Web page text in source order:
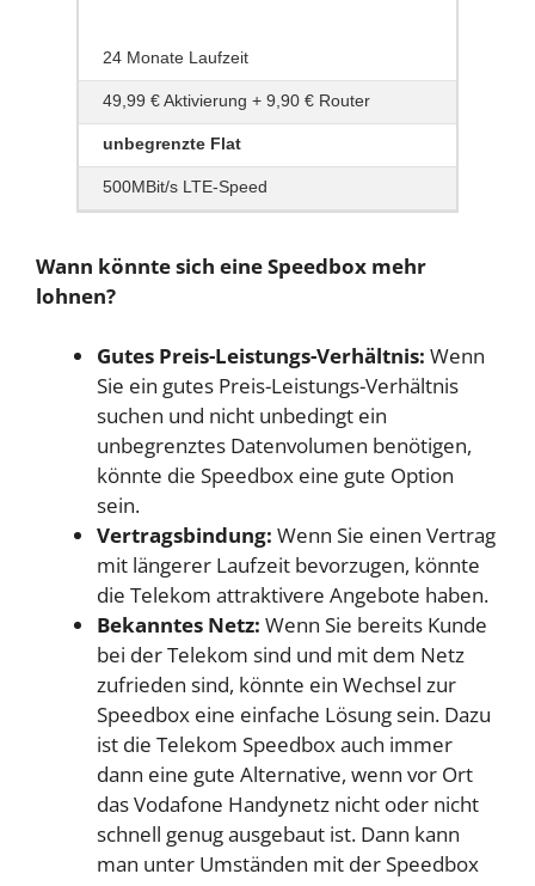
24 Monate Laufzeit
49,99 € Aktivierung + 9,90 € Router
unbegrenzte Flat
500MBit/s LTE-Speed
Wann könnte sich eine Speedbox mehr
lohnen?
Gutes Preis-Leistungs-Verhältnis: Wenn
Sie ein gutes Preis-Leistungs-Verhältnis
suchen und nicht unbedingt ein
unbegrenztes Datenvolumen benötigen,
könnte die Speedbox eine gute Option
sein.
Vertragsbindung: Wenn Sie einen Vertrag
mit längerer Laufzeit bevorzugen, könnte
die Telekom attraktivere Angebote haben.
Bekanntes Netz: Wenn Sie bereits Kunde
bei der Telekom sind und mit dem Netz
zufrieden sind, könnte ein Wechsel zur
Speedbox eine einfache Lösung sein. Dazu
ist die Telekom Speedbox auch immer
dann eine gute Alternative, wenn vor Ort
das Vodafone Handynetz nicht oder nicht
schnell genug ausgebaut ist. Dann kann
man unter Umständen mit der Speedbox